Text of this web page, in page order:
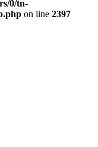
0/tn-
on line 2397